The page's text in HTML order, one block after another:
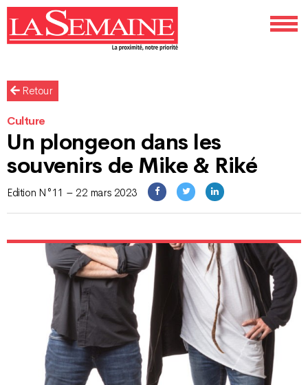
Retour
Culture
Un plongeon dans les
souvenirs de Mike & Riké
Edition N°11 – 22 mars 2023